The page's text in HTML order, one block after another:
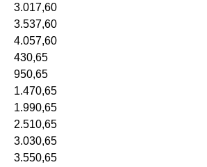
3.017,60
3.537,60
4.057,60
430,65
950,65
1.470,65
1.990,65
2.510,65
3.030,65
3.550,65